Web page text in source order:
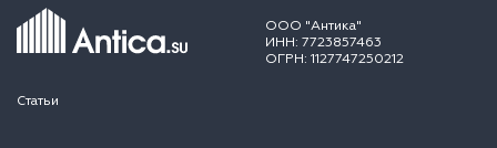
ООО "Антика"
ИНН: 7723857463
ОГРН: 1127747250212
Статьи